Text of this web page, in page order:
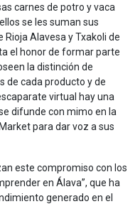
carnes de potro y vaca
se les suman sus
Alavesa y Txakoli de
el honor de formar parte
la distinción de
de cada producto y de
virtual hay una
difunde con mimo en la
para dar voz a sus
este compromiso con los
en Álava”, que ha
generado en el